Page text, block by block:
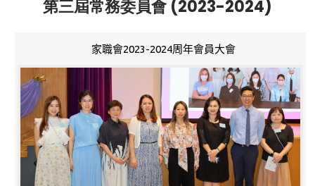
第三屆常務委員會 (2023-2024)
家職會2023-2024周年會員大會